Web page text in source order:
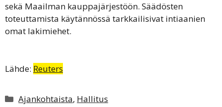
sekä Maailman kauppajärjestöön. Säädösten
toteuttamista käytännössä tarkkailisivat intiaanien
omat lakimiehet.
Lähde: Reuters
Kategoriat
Ajankohtaista, Hallitus